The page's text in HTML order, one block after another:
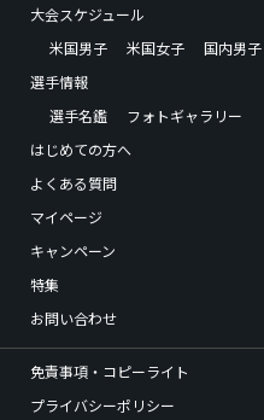
大会スケジュール
米国男子
米国女子 国内男子
選手情報
選手名鑑
フォトギャラリー
はじめての方へ
よくある質問
マイページ
キャンペーン
特集
お問い合わせ
免責事項・コピーライト
プライバシーポリシー